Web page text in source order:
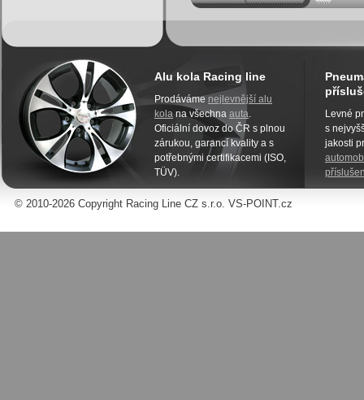
Alu kola Racing line
Prodáváme nejlevnější alu
kola na všechna auta.
Oficiální dovoz do ČR s plnou
zárukou, garancí kvality a s
potřebnými certifikacemi (ISO,
TÜV).
Levné
s
jakosti
© 2010-2026 Copyright Racing Line CZ s.r.o. VS-POINT.cz